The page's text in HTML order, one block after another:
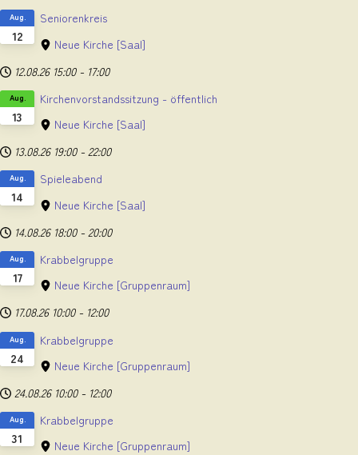
12
Aug.
Seniorenkreis
Neue Kirche [Saal]
12.08.26 15:00 - 17:00
13
Aug.
Kirchenvorstandssitzung - öffentlich
Neue Kirche [Saal]
13.08.26 19:00 - 22:00
14
Aug.
Spieleabend
Neue Kirche [Saal]
14.08.26 18:00 - 20:00
17
Aug.
Krabbelgruppe
Neue Kirche [Gruppenraum]
17.08.26 10:00 - 12:00
24
Aug.
Krabbelgruppe
Neue Kirche [Gruppenraum]
24.08.26 10:00 - 12:00
31
Aug.
Krabbelgruppe
Neue Kirche [Gruppenraum]